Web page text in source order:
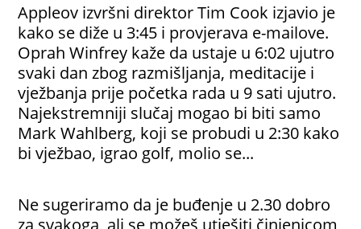
Appleov izvršni direktor Tim Cook izjavio je
kako se diže u 3:45 i provjerava e-mailove.
Oprah Winfrey kaže da ustaje u 6:02 ujutro
svaki dan zbog razmišljanja, meditacije i
vježbanja prije početka rada u 9 sati ujutro.
Najekstremniji slučaj mogao bi biti samo
Mark Wahlberg, koji se probudi u 2:30 kako
bi vježbao, igrao golf, molio se...
Ne sugeriramo da je buđenje u 2.30 dobro
za svakoga, ali se možeš utješiti činjenicom